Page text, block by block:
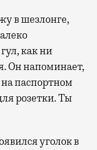
в шезлонге,
как ни
Он напоминает,
на паспортном
розетки. Ты
уголок в